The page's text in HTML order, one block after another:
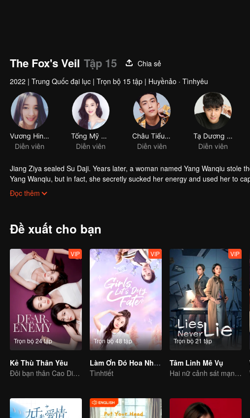
The Fox's Veil Tập 15
Chia sẻ
2022 | Trung Quốc đại lục | Trọn bộ 15 tập | Huyềnảo · Tìnhyêu
Vương Hinh Nghiên
Diễn viên
Tống Mỹ Nhi
Diễn viên
Châu Tiểu Vĩ
Diễn viên
Tạ Dương Ngôn Mộc
Diễn viên
Jiang Ziya sealed Su Daji. Years later, a woman named Yang Wanqiu stole
Yang Wanqiu, but in fact, she secretly sucked her energy and used her to
was injured by Su Daji. At the critical moment, Yang Wanqiu awakened her
Đọc thêm
Đề xuất cho bạn
Trọn bộ 24 tập
VIP
Kẻ Thù Thân Yêu
Đôi bạn thân Cao Diệp và Trần Nghiên Hy bắt tay trả thù
Trọn bộ 48 tập
VIP
Làm Ơn Đó Hoa Nhung Thiếu Nữ
Tìnhtiết
Trọn bộ 21 tập
VIP
Tâm Linh Mê Vụ
Hai nữ cảnh sát mạnh mẽ cùng hợp tác điều tra vụ án bí ẩn